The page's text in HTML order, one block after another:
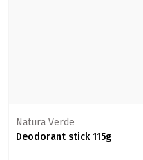
Natura Verde
Deodorant stick 115g